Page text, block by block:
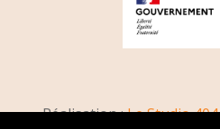
Réalisation :Le Studio 404